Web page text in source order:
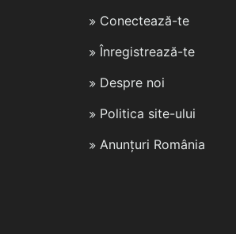
Conectează-te
Înregistrează-te
Despre noi
Politica site-ului
Anunțuri România